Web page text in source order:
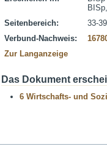
Seitenbereich:
33-39
Verbund-Nachweis:
Zur Langanzeige
Das Dokument
6 Wirtschafts- und